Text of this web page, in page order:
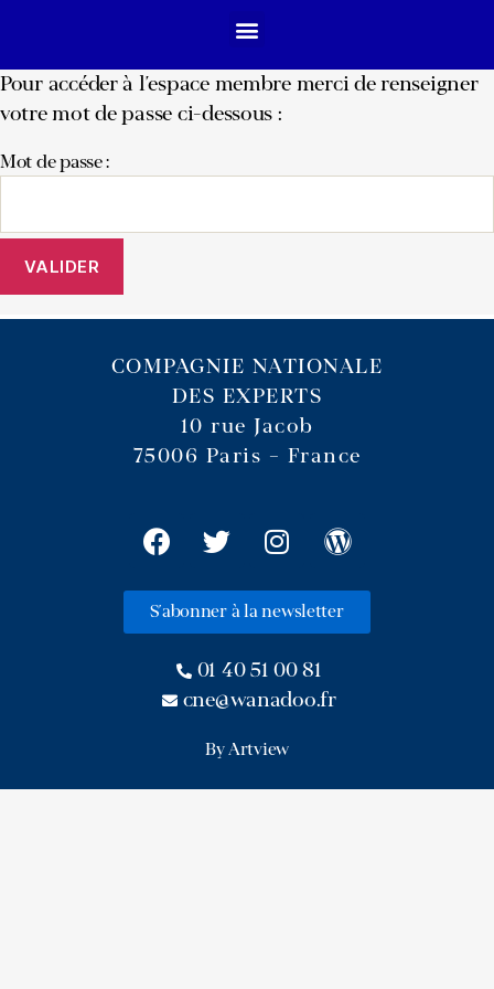
Pour accéder à l’espace membre merci de renseigner
votre mot de passe ci-dessous :
Mot de passe :
COMPAGNIE NATIONALE
DES EXPERTS
10 rue Jacob
75006 Paris – France
S'abonner à la newsletter
01 40 51 00 81
cne@wanadoo.fr
By Artview